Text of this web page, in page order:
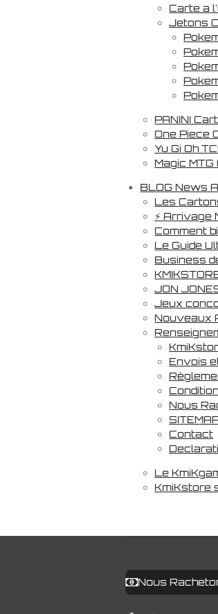
Carte a
Jetons
PANINI
One Piece
Yu Gi Oh
Magic MTG
BLOG News
Les
⚡
Comment
Le Guide
Business
JON
Jeux
Nouveaux
Envois
Nous
Contact
Le
KmiKstore
Nous